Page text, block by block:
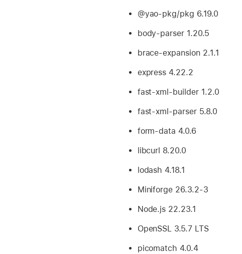
@yao-pkg/pkg 6.19.0
body-parser 1.20.5
brace-expansion 2.1.1
express 4.22.2
fast-xml-builder 1.2.0
fast-xml-parser 5.8.0
form-data 4.0.6
libcurl 8.20.0
lodash 4.18.1
Miniforge 26.3.2-3
Node.js 22.23.1
OpenSSL 3.5.7 LTS
picomatch 4.0.4